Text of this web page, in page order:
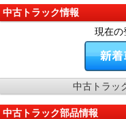
中古トラック情報
現在の
中古トラッ
中古トラック部品情報